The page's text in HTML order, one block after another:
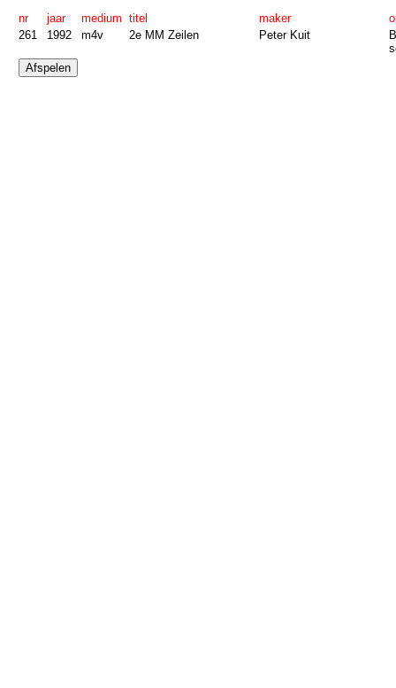
nr jaar medium titel maker
261
1992 m4v 2e MM Zeilen Peter Kuit